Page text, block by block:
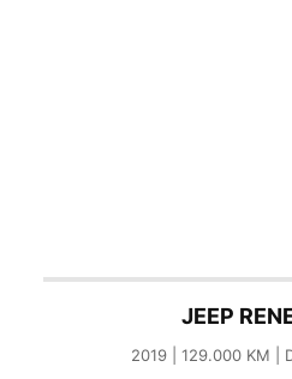
JEEP
2019 | 129.000 KM |